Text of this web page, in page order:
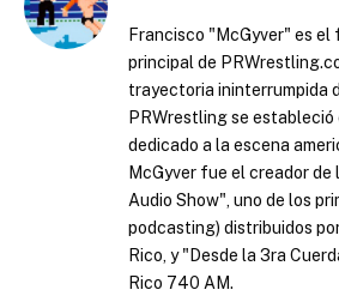
Francisco "McGyver" es
principal de
trayectoria ininterrumpida
PRWrestling se
dedicado a la escena
McGyver fue el creador de
Audio Show", uno de los
podcasting) distribuidos
Rico, y "Desde la 3ra
Rico 740 AM.